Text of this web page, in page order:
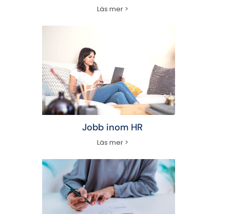
Läs mer >
Jobb inom HR
Läs mer >